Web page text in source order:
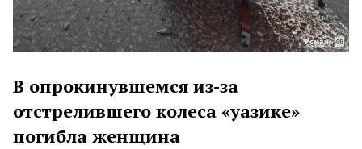
В опрокинувшемся из-за
отстрелившего колеса «уазике»
погибла женщина